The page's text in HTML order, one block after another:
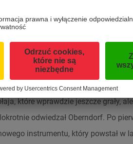
wyjazdy i podróże. Razem ze
organy w kościele parafialnym
Maurachera należą Organy
w miejskim kościele
fachowców swojej
w 1818 roku zlecenie z
które wprawdzie jeszcze grały,
odwiedzał Oberndorf. Po
instrumentu, który powstał w